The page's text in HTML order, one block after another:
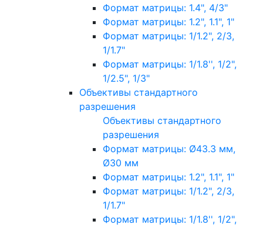
Формат матрицы: 1.4", 4/3"
Формат матрицы: 1.2", 1.1", 1"
Формат матрицы: 1/1.2", 2/3,
1/1.7"
Формат матрицы: 1/1.8'', 1/2",
1/2.5", 1/3"
Объективы стандартного
разрешения
Объективы стандартного
разрешения
Формат матрицы: Ø43.3 мм,
Ø30 мм
Формат матрицы: 1.2", 1.1", 1"
Формат матрицы: 1/1.2", 2/3,
1/1.7"
Формат матрицы: 1/1.8'', 1/2",